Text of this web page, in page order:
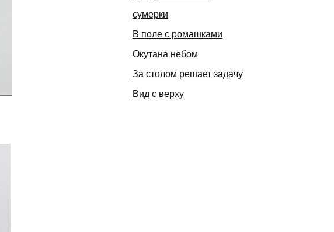
сумерки
В поле с ромашками
Окутана небом
За столом решает задачу
Вид с верху